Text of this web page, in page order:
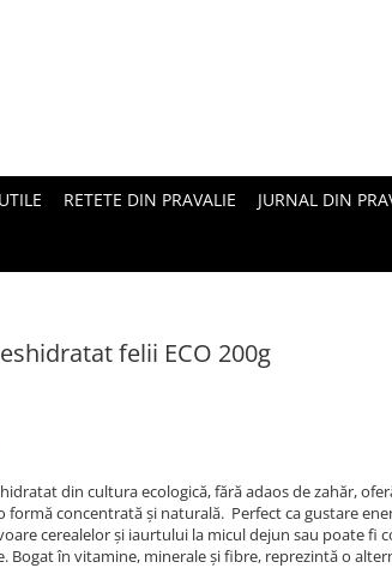
UTILE RETETE DIN PRAVALIE JURNAL DIN
felii ECO 200g
din cultura ecologică, fără adaos de zahăr,
concentrată și naturală. Perfect ca gustare
cerealelor și iaurtului la micul dejun sau poate fi
Bogat în vitamine, minerale și fibre, reprezintă o